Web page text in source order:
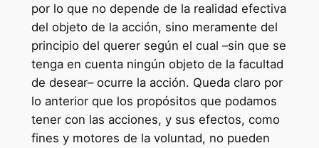
por lo que no depende de la realidad efectiva
del objeto de la acción, sino meramente del
principio del querer según el cual –sin que se
tenga en cuenta ningún objeto de la facultad
de desear– ocurre la acción. Queda claro por
lo anterior que los propósitos que podamos
tener con las acciones, y sus efectos, como
fines y motores de la voluntad, no pueden